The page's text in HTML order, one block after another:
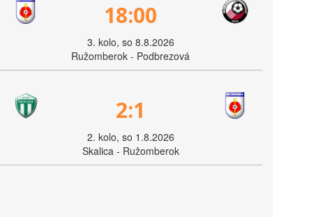
18:00
3. kolo, so 8.8.2026
Ružomberok - Podbrezová
2:1
2. kolo, so 1.8.2026
Skalica - Ružomberok